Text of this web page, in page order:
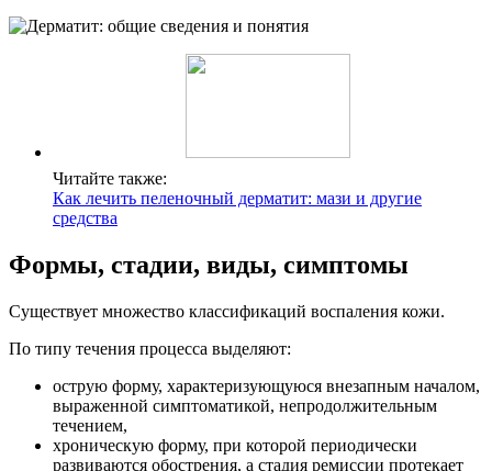
Читайте также:
Как лечить пеленочный дерматит: мази и другие
средства
Формы, стадии, виды, симптомы
Существует множество классификаций воспаления кожи.
По типу течения процесса выделяют:
острую форму, характеризующуюся внезапным началом,
выраженной симптоматикой, непродолжительным
течением,
хроническую форму, при которой периодически
развиваются обострения, а стадия ремиссии протекает